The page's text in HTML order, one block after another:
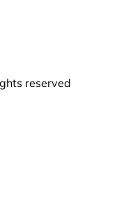
reserved